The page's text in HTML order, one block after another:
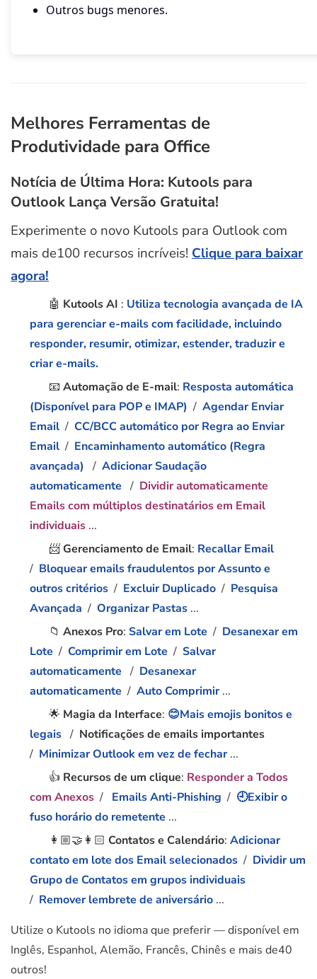
Outros bugs menores.
Melhores Ferramentas de
Produtividade para Office
Notícia de Última Hora: Kutools para
Outlook Lança Versão Gratuita!
Experimente o novo Kutools para Outlook com
mais de100 recursos incríveis! Clique para baixar
agora!
🤖 Kutools AI : Utiliza tecnologia avançada de IA
para gerenciar e-mails com facilidade, incluindo
responder, resumir, otimizar, estender, traduzir e
criar e-mails.
📧Automação de E-mail: Resposta automática
(Disponível para POP e IMAP) /Agendar Enviar
Email /CC/BCC automático por Regra ao Enviar
Email / Encaminhamento automático (Regra
avançada) /Adicionar Saudação
automaticamente / Dividir automaticamente
Emails com múltiplos destinatários em Email
individuais ...
📨Gerenciamento de Email: Recallar Email
/ Bloquear emails fraudulentos por Assunto e
outros critérios / Excluir Duplicado / Pesquisa
Avançada /Organizar Pastas ...
📁Anexos Pro:Salvar em Lote / Desanexar em
Lote /Comprimir em Lote /Salvar
automaticamente / Desanexar
automaticamente /Auto Comprimir...
🌟 Magia da Interface: 😊Mais emojis bonitos e
legais / Notificações de emails importantes
/ Minimizar Outlook em vez de fechar...
👍 Recursos de um clique: Responder a Todos
com Anexos / Emails Anti-Phishing / 🕘Exibir o
fuso horário do remetente ...
👩🏼‍🤝‍👩🏻Contatos e Calendário:Adicionar
contato em lote dos Email selecionados / Dividir um
Grupo de Contatos em grupos individuais
/ Remover lembrete de aniversário ...
Utilize o Kutools no idioma que preferir — disponível em
Inglês, Espanhol, Alemão, Francês, Chinês e mais de40
outros!